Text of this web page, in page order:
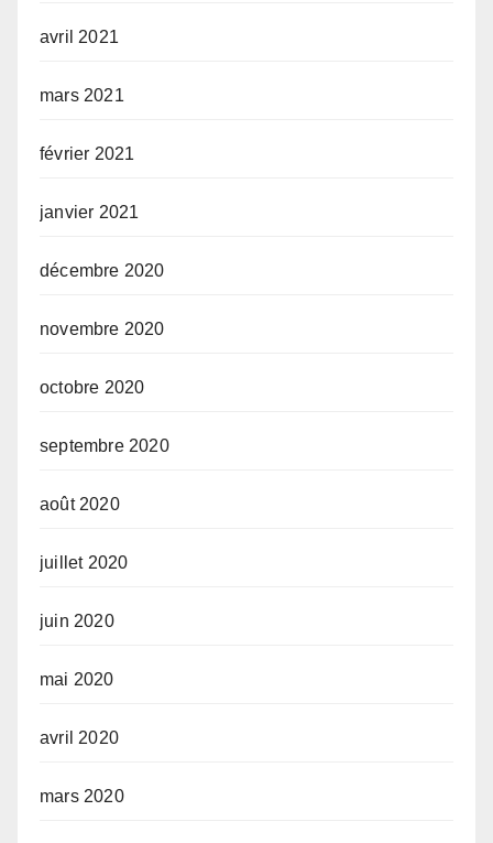
avril 2021
mars 2021
février 2021
janvier 2021
décembre 2020
novembre 2020
octobre 2020
septembre 2020
août 2020
juillet 2020
juin 2020
mai 2020
avril 2020
mars 2020